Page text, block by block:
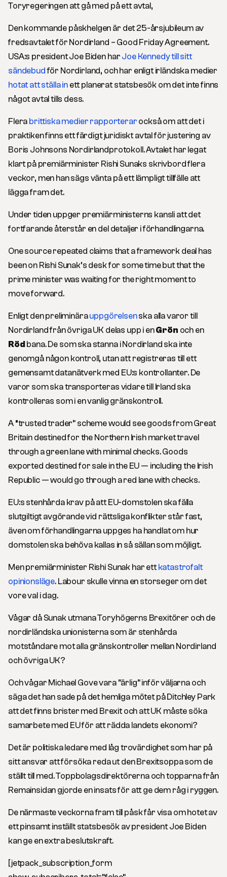
Toryregeringen att gå med på ett avtal,
Den kommande påskhelgen är det 25-årsjubileum av
fredsavtalet för Nordirland – Good Friday Agreement.
USA:s president Joe Biden har Joe Kennedy till sitt
sändebudför Nordirland, och har enligt irländska medier
hotat att ställa inett planerat statsbesök om det inte finns
något avtal tills dess.
Flera brittiska medier rapporterar också om att det i
praktiken finns ett färdigt juridiskt avtal för justering av
Boris Johnsons Nordirlandprotokoll. Avtalet har legat
klart på premiärminister Rishi Sunaks skrivbord flera
veckor, men han sägs vänta på ett lämpligt tillfälle att
lägga fram det.
Under tiden uppger premiärministerns kansli att det
fortfarande återstår en del detaljer i förhandlingarna.
One source repeated claims that a framework deal has
been on Rishi Sunak’s desk for some time but that the
prime minister was waiting for the right moment to
move forward.
Enligt den preliminärauppgörelsenska alla varor till
Nordirland från övriga UK delas upp i enGrön och en
Rödbana. De som ska stanna i Nordirland ska inte
genomgå någon kontroll, utan att registreras till ett
gemensamt datanätverk med EU:s kontrollanter. De
varor som ska transporteras vidare till Irland ska
kontrolleras som i en vanlig gränskontroll.
A “trusted trader” scheme would see goods from Great
Britain destined for the Northern Irish market travel
through a green lane with minimal checks. Goods
exported destined for sale in the EU — including the Irish
Republic — would go through a red lane with checks.
EU:s stenhårda krav på att EU-domstolen ska fälla
slutgiltigt avgörande vid rättsliga konflikter står fast,
även om förhandlingarna uppges ha handlat om hur
domstolen ska behöva kallas in så sällan som möjligt.
Men premiärminister Rishi Sunak har ettkatastrofalt
opinionsläge. Labour skulle vinna en storseger om det
vore val i dag.
Vågar då Sunak utmana Toryhögerns Brexitörer och de
nordirländska unionisterna som är stenhårda
motståndare mot alla gränskontroller mellan Nordirland
och övriga UK?
Och vågar Michael Gove vara ”ärlig” inför väljarna och
säga det han sade på det hemliga mötet på Ditchley Park
att det finns brister med Brexit och att UK måste söka
samarbete med EU för att rädda landets ekonomi?
Det är politiska ledare med låg trovärdighet som har på
sitt ansvar att försöka reda ut den Brexitsoppa som de
ställt till med. Toppbolagsdirektörerna och topparna från
Remainsidan gjorde en insats för att ge dem råg i ryggen.
De närmaste veckorna fram till påsk får visa om hotet av
ett pinsamt inställt statsbesök av president Joe Biden
kan ge en extra beslutskraft.
[jetpack_subscription_form